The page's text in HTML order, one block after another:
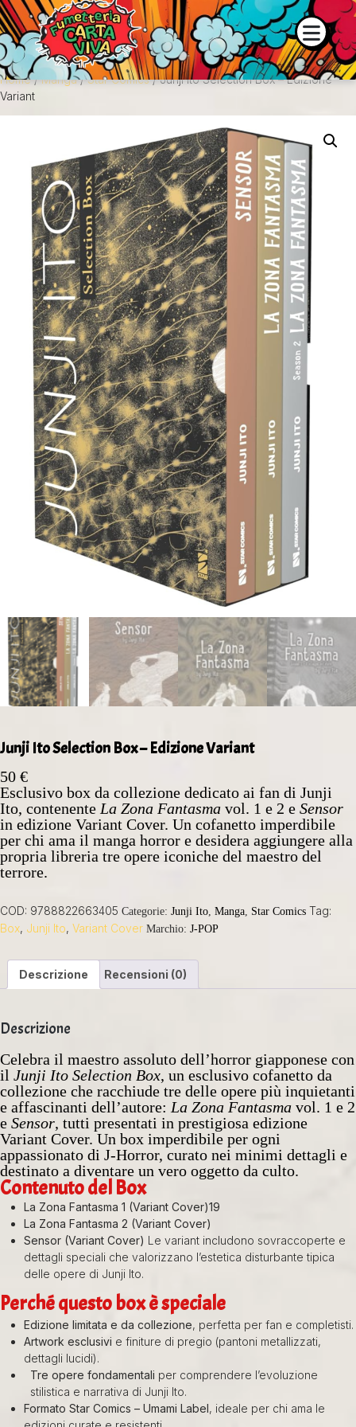
e la disponibilità dei prodotti contattaci su WhatsApp o
Home/Manga/Star Comics/ Junji Ito Selection Box – Edizione
Variant
Junji Ito Selection Box – Edizione Variant
50 €
Esclusivo box da collezione dedicato ai fan di Junji
Ito, contenente La Zona Fantasma vol. 1 e 2 e Sensor
in edizione Variant Cover. Un cofanetto imperdibile
per chi ama il manga horror e desidera aggiungere alla
propria libreria tre opere iconiche del maestro del
terrore.
COD: 9788822663405 Categorie: Junji Ito, Manga, Star Comics Tag:
Box, Junji Ito, Variant Cover Marchio: J-POP
Descrizione Recensioni (0)
Descrizione
Celebra il maestro assoluto dell’horror giapponese con
il Junji Ito Selection Box, un esclusivo cofanetto da
collezione che racchiude tre delle opere più inquietanti
e affascinanti dell’autore: La Zona Fantasma vol. 1 e 2
e Sensor, tutti presentati in prestigiosa edizione
Variant Cover. Un box imperdibile per ogni
appassionato di J‑Horror, curato nei minimi dettagli e
destinato a diventare un vero oggetto da culto.
Contenuto del Box
La Zona Fantasma 1 (Variant Cover)19
La Zona Fantasma 2 (Variant Cover)
Sensor (Variant Cover) Le variant includono sovraccoperte e
dettagli speciali che valorizzano l’estetica disturbante tipica
delle opere di Junji Ito.
Perché questo box è speciale
Edizione limitata e da collezione, perfetta per fan e completisti.
Artwork esclusivi e finiture di pregio (pantoni metallizzati,
dettagli lucidi).
Tre opere fondamentali per comprendere l’evoluzione
stilistica e narrativa di Junji Ito.
Formato Star Comics – Umami Label, ideale per chi ama le